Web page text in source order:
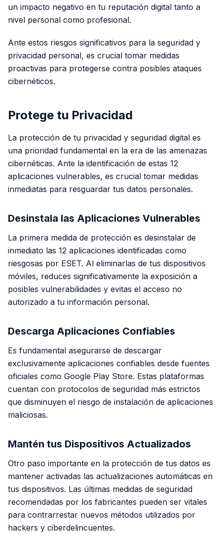
un impacto negativo en tu reputación digital tanto a
nivel personal como profesional.
Ante estos riesgos significativos para la seguridad y
privacidad personal, es crucial tomar medidas
proactivas para protegerse contra posibles ataques
cibernéticos.
Protege tu Privacidad
La protección de tu privacidad y seguridad digital es
una prioridad fundamental en la era de las amenazas
cibernéticas. Ante la identificación de estas 12
aplicaciones vulnerables, es crucial tomar medidas
inmediatas para resguardar tus datos personales.
Desinstala las Aplicaciones Vulnerables
La primera medida de protección es desinstalar de
inmediato las 12 aplicaciones identificadas como
riesgosas por ESET. Al eliminarlas de tus dispositivos
móviles, reduces significativamente la exposición a
posibles vulnerabilidades y evitas el acceso no
autorizado a tu información personal.
Descarga Aplicaciones Confiables
Es fundamental asegurarse de descargar
exclusivamente aplicaciones confiables desde fuentes
oficiales como Google Play Store. Estas plataformas
cuentan con protocolos de seguridad más estrictos
que disminuyen el riesgo de instalación de aplicaciones
maliciosas.
Mantén tus Dispositivos Actualizados
Otro paso importante en la protección de tus datos es
mantener activadas las actualizaciones automáticas en
tus dispositivos. Las últimas medidas de seguridad
recomendadas por los fabricantes pueden ser vitales
para contrarrestar nuevos métodos utilizados por
hackers y ciberdelincuentes.